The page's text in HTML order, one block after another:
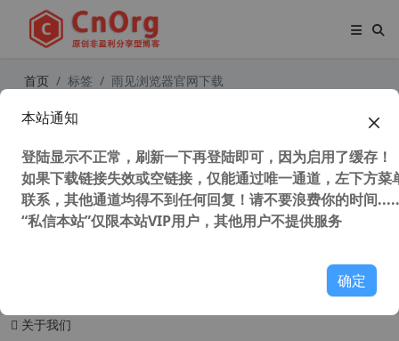
首页 标签 雨见浏览器官网下载
关于我们
本站通知
登陆显示不正常，刷新一下再登陆即可，因为启用了缓存！
如果下载链接失效或空链接，仅能通过唯一通道，左下方菜
联系，其他通道均得不到任何回复！请不要浪费你的时间
“私信本站”仅限本站VIP用户，其他用户不提供服务
确定